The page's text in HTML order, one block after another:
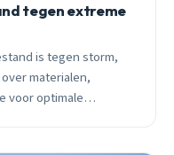
tegen extreme
is tegen storm,
materialen,
voor optimale